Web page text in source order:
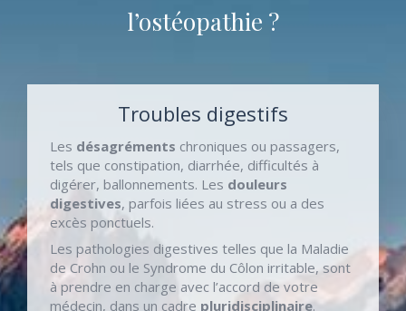
l’ostéopathie ?
Troubles digestifs
Les désagréments chroniques ou passagers,
tels que constipation, diarrhée, difficultés à
digérer, ballonnements. Les douleurs
digestives, parfois liées au stress ou a des
excès ponctuels.
Les pathologies digestives telles que la Maladie
de Crohn ou le Syndrome du Côlon irritable, sont
à prendre en charge avec l’accord de votre
médecin, dans un cadre pluridisciplinaire.